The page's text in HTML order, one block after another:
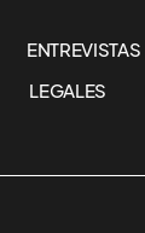
ENTREVISTAS
LEGALES